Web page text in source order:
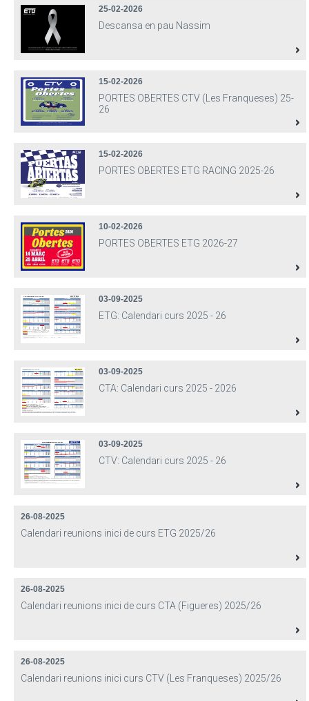
25-02-2026
Descansa en pau Nassim
15-02-2026
PORTES OBERTES CTV (Les Franqueses) 25-
26
15-02-2026
PORTES OBERTES ETG RACING 2025-26
10-02-2026
PORTES OBERTES ETG 2026-27
03-09-2025
ETG: Calendari curs 2025 - 26
03-09-2025
CTA: Calendari curs 2025 - 2026
03-09-2025
CTV: Calendari curs 2025 - 26
26-08-2025
Calendari reunions inici de curs ETG 2025/26
26-08-2025
Calendari reunions inici de curs CTA (Figueres) 2025/26
26-08-2025
Calendari reunions inici curs CTV (Les Franqueses) 2025/26